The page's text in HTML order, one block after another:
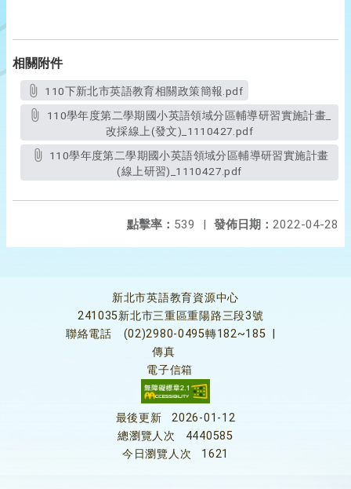
相關附件
110下新北市英語教育相關政策簡報.pdf
改採線上(發文)_1110427.pdf
(線上研習)_1110427.pdf
發佈日期： 2022-04-28
點擊率： 539 |
新北市英語教育資源中心
241035新北市三重區重陽路三段3號
聯絡電話
(02)2980-0495轉182~185
傳真
電子信箱
最後更新
2026-01-12
總瀏覽人次
4440585
今日瀏覽人次
1621